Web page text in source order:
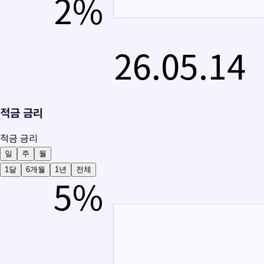
26.05.14
적금 금리
적금 금리
일 주
월
1달
6개월 1년 전체
5%